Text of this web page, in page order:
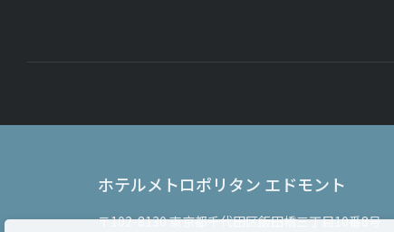
ホテルメトロポリタン エドモント
〒102-8130東京都千代田区飯田橋三丁目10番8号